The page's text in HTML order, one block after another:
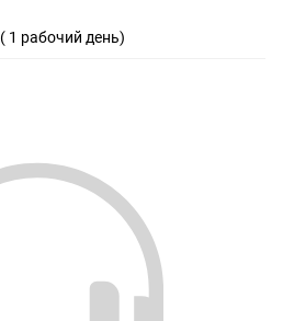
1 рабочий день)